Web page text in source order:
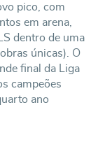
pico, com
em arena,
dentro de uma
únicas). O
final da Liga
campeões
ano